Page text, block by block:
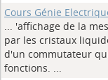
Cours Génie
... 'affichage de la
par les cristaux
d'un commutateur
fonctions. ...